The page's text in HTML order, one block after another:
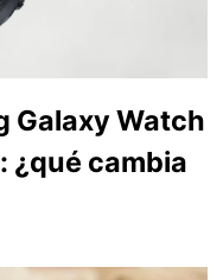
Galaxy Watch
¿qué cambia